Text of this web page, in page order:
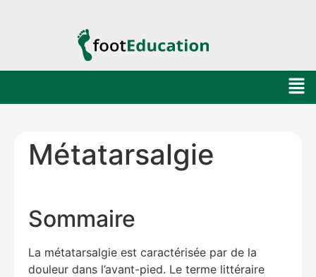
Métatarsalgie
Sommaire
La métatarsalgie est caractérisée par de la
douleur dans l’avant-pied. Le terme littéraire